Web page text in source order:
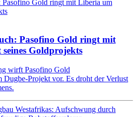
Pasofino Gold ringt mit
Goldprojekts
wirft Pasofino Gold
Dugbe-Projekt vor. Es droht der Verlust